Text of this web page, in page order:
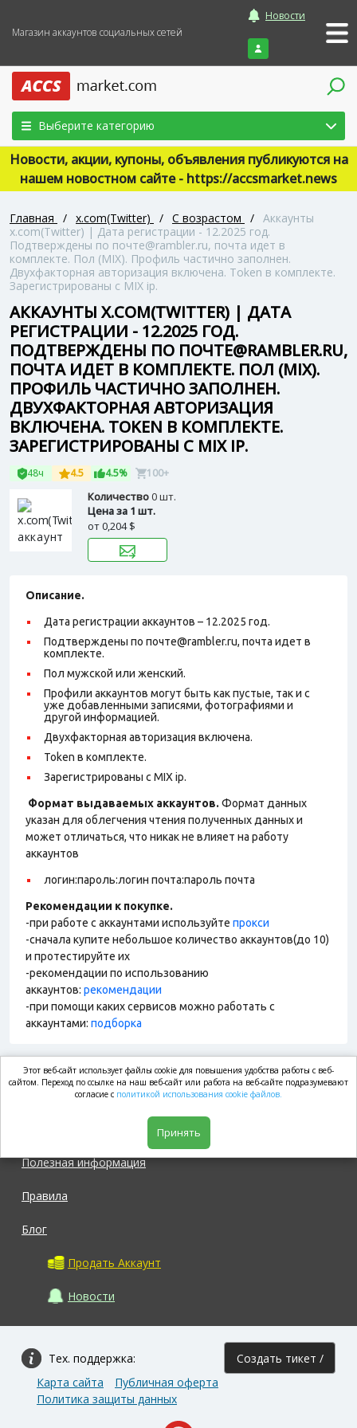
Магазин аккаунтов социальных сетей
Новости
Войти
Выберите категорию
Новости, акции, купоны, объявления публикуются на
нашем новостном сайте - https://accsmarket.news
Главная / x.com(Twitter) / С возрастом / Аккаунты
x.com(Twitter) | Дата регистрации - 12.2025 год.
Подтверждены по почте@rambler.ru, почта идет в
комплекте. Пол (MIX). Профиль частично заполнен.
Двухфакторная авторизация включена. Token в комплекте.
Зарегистрированы с MIX ip.
АККАУНТЫ X.COM(TWITTER) | ДАТА
РЕГИСТРАЦИИ - 12.2025 ГОД.
ПОДТВЕРЖДЕНЫ ПО ПОЧТЕ@RAMBLER.RU,
ПОЧТА ИДЕТ В КОМПЛЕКТЕ. ПОЛ (MIX).
ПРОФИЛЬ ЧАСТИЧНО ЗАПОЛНЕН.
ДВУХФАКТОРНАЯ АВТОРИЗАЦИЯ
ВКЛЮЧЕНА. TOKEN В КОМПЛЕКТЕ.
ЗАРЕГИСТРИРОВАНЫ С MIX IP.
48ч 4.5 4.5% 100+
Количество0 шт.
Цена за 1 шт.
от0,204 $
Описание.
Дата регистрации аккаунтов – 12.2025 год.
Подтверждены по почте@rambler.ru, почта идет в
комплекте.
Пол мужской или женский.
Профили аккаунтов могут быть как пустые, так и с
уже добавленными записями, фотографиями и
другой информацией.
Двухфакторная авторизация включена.
Token в комплекте.
Зарегистрированы с MIX ip.
Формат выдаваемых аккаунтов. Формат данных
указан для облегчения чтения полученных данных и
может отличаться, что никак не влияет на работу
аккаунтов
логин:пароль:логин почта:пароль почта
Рекомендации к покупке.
-при работе с аккаунтами используйте прокси
-сначала купите небольшое количество аккаунтов(до 10)
и протестируйте их
-рекомендации по использованию
аккаунтов: рекомендации
-при помощи каких сервисов можно работать с
аккаунтами: подборка
market.com
Полезная информация
Правила
Блог
Продать Аккаунт
Новости
Тех. поддержка: Создать тикет /
Карта сайта
Публичная оферта
Политика защиты данных
Этот веб-сайт использует файлы cookie для повышения удобства работы с веб-
сайтом. Переход по ссылке на наш веб-сайт или работа на веб-сайте подразумевают
согласие с политикой использования cookie файлов.
Принять